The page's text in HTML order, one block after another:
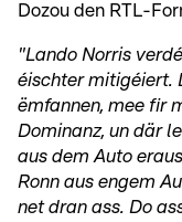
Dozou den RTL-
"Lando Norris
éischter mitigéiert.
ëmfannen, mee fir
Dominanz, un där
aus dem Auto
Ronn aus engem
net dran ass. Do